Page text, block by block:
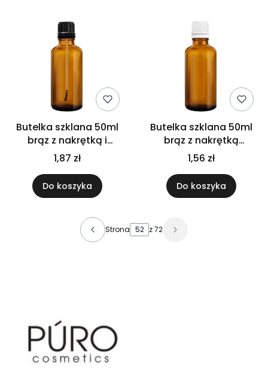
Butelka szklana 50ml
brąz z nakrętką i
pędzelkiem czarnym
1,87 zł
Do koszyka
Butelka szklana 50ml
brąz z nakrętką
plastikową białą
1,56 zł
Do koszyka
Strona z 72